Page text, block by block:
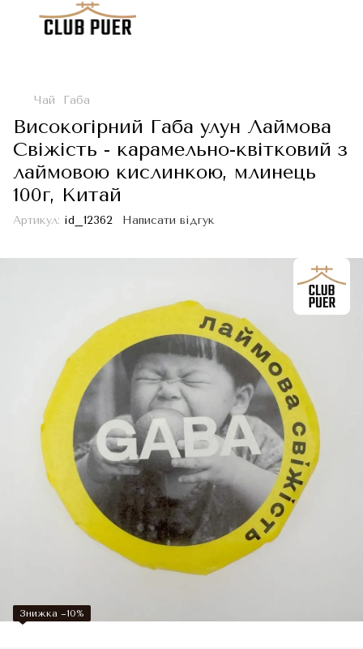
Чай Габа
Високогірний Габа улун Лаймова
Свіжість - карамельно-квітковий з
лаймовою кислинкою, млинець
100г, Китай
Артикул: id_12362 Написати відгук
Знижка −10%